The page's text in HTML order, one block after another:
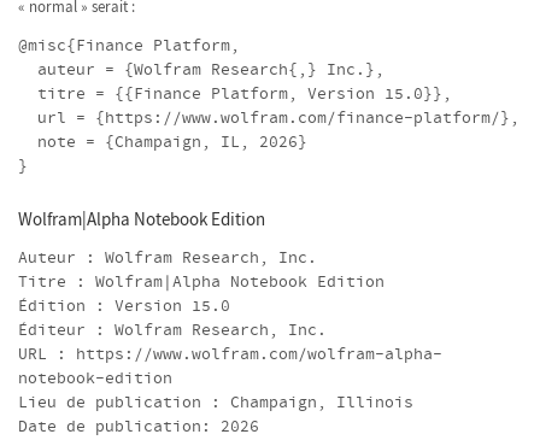
« normal » serait :
@misc{Finance Platform,
auteur = {Wolfram Research{,} Inc.},
titre = {{Finance Platform, Version 15.0}},
url = {https://www.wolfram.com/finance-platform/},
note = {Champaign, IL, 2026}
}
Wolfram|Alpha Notebook Edition
Auteur : Wolfram Research, Inc.
Titre : Wolfram|Alpha Notebook Edition
Édition : Version 15.0
Éditeur : Wolfram Research, Inc.
URL : https://www.wolfram.com/wolfram-alpha-
notebook-edition
Lieu de publication : Champaign, Illinois
Date de publication: 2026